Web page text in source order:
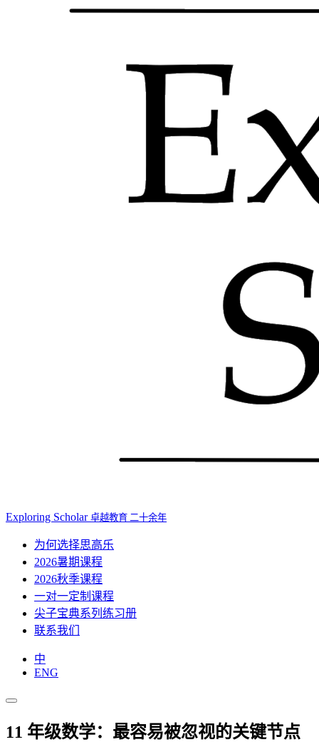
Exploring Scholar 卓越教育 二十余年
为何选择思高乐
2026暑期课程
2026秋季课程
一对一定制课程
尖子宝典系列练习册
联系我们
中
ENG
11 年级数学：最容易被忽视的关键节点